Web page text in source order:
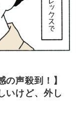
の声殺到！】
いけど、外し